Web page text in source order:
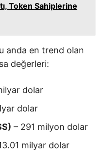
Token Sahiplerine
anda en trend olan
değerleri:
dolar
dolar
– 291 milyon dolar
milyar dolar